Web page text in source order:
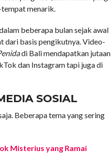
menarik.
beberapa bulan sejak awal
dari basis pengikutnya. Video-
di Bali mendapatkan jutaan
dan Instagram tapi juga di
SOSIAL
Beberapa tema yang sering
Misterius yang Ramai